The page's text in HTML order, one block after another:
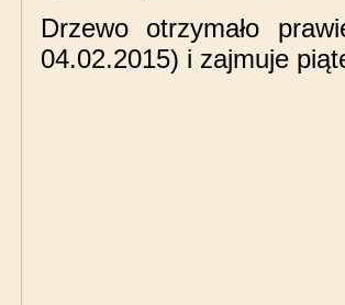
Drzewo otrzymało
04.02.2015) i zajmuje